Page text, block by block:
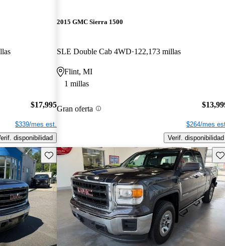
$17,995
$339/mes est.
disponibilidad
2015 GMC Sierra 1500
SLE Double Cab 4WD 122,173 millas
Flint, MI
1 millas
Gran oferta
$264/mes
Verif. disponibilidad
Guarda este Aviso